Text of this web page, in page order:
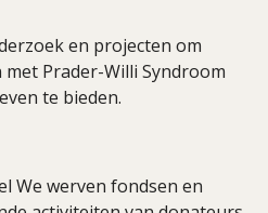
en projecten om
Prader-Willi Syndroom
te bieden.
We werven fondsen en